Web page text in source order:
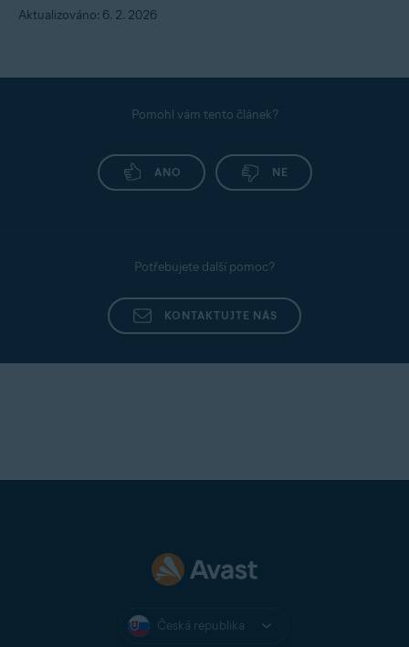
Aktualizováno: 6. 2. 2026
Pomohl vám tento článek?
ANO NE
Potřebujete další pomoc?
KONTAKTUJTE NÁS
Česká republika